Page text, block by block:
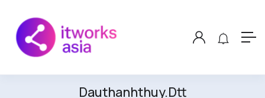
Dauthanhthuy.dtt